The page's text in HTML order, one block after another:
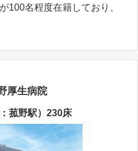
100名程度在籍しており、
厚生病院
菰野駅）230床